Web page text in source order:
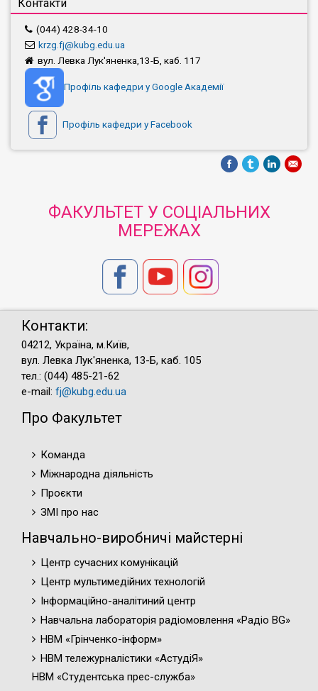
Контакти
(044) 428-34-10
krzg.fj@kubg.edu.ua
вул. Левка Лук'яненка,13-Б, каб. 117
Профіль кафедри у Google Академії
Профіль кафедри у Facebook
ФАКУЛЬТЕТ У СОЦІАЛЬНИХ
МЕРЕЖАХ
Контакти:
04212, Україна, м.Київ,
вул. Левка Лук'яненка, 13-Б, каб. 105
тел.: (044) 485-21-62
e-mail: fj@kubg.edu.ua
Про Факультет
Команда
Міжнародна діяльність
Проєкти
ЗМІ про нас
Навчально-виробничі майстерні
Центр сучасних комунікацій
Центр мультимедійних технологій
Інформаційно-аналітиний центр
Навчальна лабораторія радіомовлення «Радіо BG»
НВМ «Грінченко-інформ»
НВМ тележурналістики «АстудіЯ»
НВМ «Студентська прес-служба»